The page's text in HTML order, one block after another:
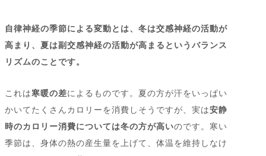
自律神経の季節による変動とは、冬は交感神経の活動が
高まり、夏は副交感神経の活動が高まるというバランス
リズムのことです。
これは寒暖の差によるものです。夏の方が汗をいっぱい
かいてたくさんカロリーを消費しそうですが、実は安静
時のカロリー消費については冬の方が高いのです。寒い
季節は、身体の熱の産生量を上げて、体温を維持しなけ